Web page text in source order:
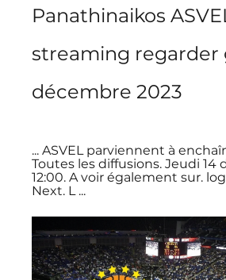
Panathinaikos
streaming regarder
décembre 2023
... ASVEL parviennent à
Toutes les diffusions. Jeudi 14
12:00. A voir également sur.
Next. L ...